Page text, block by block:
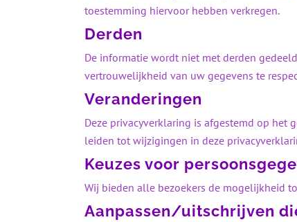
toestemming hiervoor hebben verkregen.
Derden
De informatie wordt niet met derden
vertrouwelijkheid van uw gegevens te
Veranderingen
Deze privacyverklaring is afgestemd op het
leiden tot wijzigingen in deze
Keuzes voor
Wij bieden alle bezoekers de mogelijkheid
Aanpassen/uitschrijven